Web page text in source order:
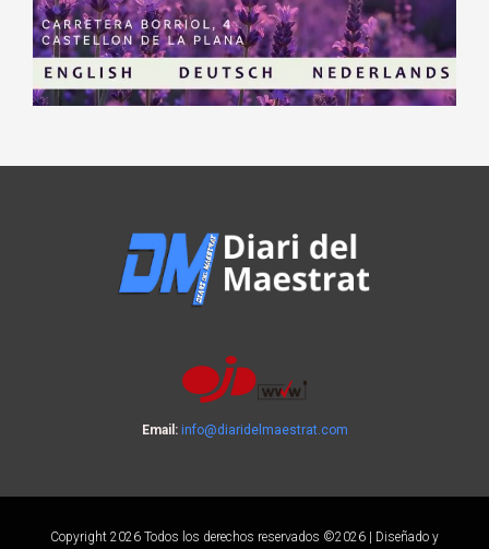
Email: info@diaridelmaestrat.com
Copyright 2026 Todos los derechos reservados ©2026 | Diseñado y